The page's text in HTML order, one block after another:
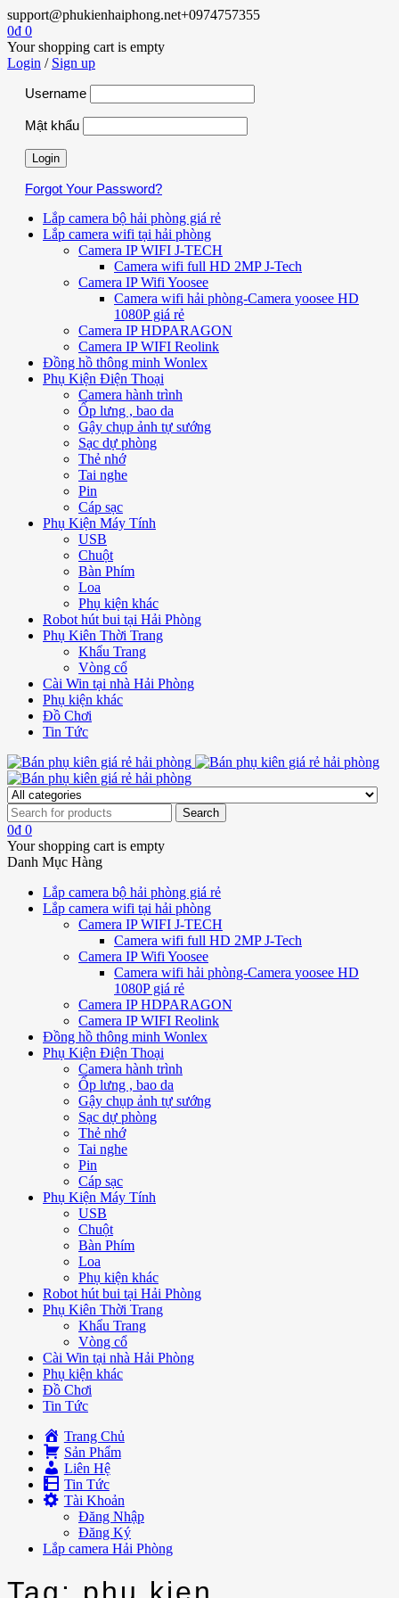
support@phukienhaiphong.net+0974757355
0₫ 0
Your shopping cart is empty
Login / Sign up
Username
Mật khẩu
Forgot Your Password?
Lắp camera bộ hải phòng giá rẻ
Lắp camera wifi tại hải phòng
Camera IP WIFI J-TECH
Camera wifi full HD 2MP J-Tech
Camera IP Wifi Yoosee
Camera wifi hải phòng-Camera yoosee HD
1080P giá rẻ
Camera IP HDPARAGON
Camera IP WIFI Reolink
Đồng hồ thông minh Wonlex
Phụ Kiện Điện Thoại
Camera hành trình
Ốp lưng , bao da
Gậy chụp ảnh tự sướng
Sạc dự phòng
Thẻ nhớ
Tai nghe
Pin
Cáp sạc
Phụ Kiện Máy Tính
USB
Chuột
Bàn Phím
Loa
Phụ kiện khác
Robot hút bui tại Hải Phòng
Phụ Kiên Thời Trang
Khẩu Trang
Vòng cổ
Cài Win tại nhà Hải Phòng
Phụ kiện khác
Đồ Chơi
Tin Tức
0₫ 0
Your shopping cart is empty
Danh Mục Hàng
Lắp camera bộ hải phòng giá rẻ
Lắp camera wifi tại hải phòng
Camera IP WIFI J-TECH
Camera wifi full HD 2MP J-Tech
Camera IP Wifi Yoosee
Camera wifi hải phòng-Camera yoosee HD
1080P giá rẻ
Camera IP HDPARAGON
Camera IP WIFI Reolink
Đồng hồ thông minh Wonlex
Phụ Kiện Điện Thoại
Camera hành trình
Ốp lưng , bao da
Gậy chụp ảnh tự sướng
Sạc dự phòng
Thẻ nhớ
Tai nghe
Pin
Cáp sạc
Phụ Kiện Máy Tính
USB
Chuột
Bàn Phím
Loa
Phụ kiện khác
Robot hút bui tại Hải Phòng
Phụ Kiên Thời Trang
Khẩu Trang
Vòng cổ
Cài Win tại nhà Hải Phòng
Phụ kiện khác
Đồ Chơi
Tin Tức
Trang Chủ
Sản Phẩm
Liên Hệ
Tin Tức
Tài Khoản
Đăng Nhập
Đăng Ký
Lắp camera Hải Phòng